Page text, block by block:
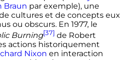
Braun par exemple), une
cultures et de concepts eux
ou obscurs. En 1977, le
Burning[37] de Robert
actions historiquement
Nixon en interaction